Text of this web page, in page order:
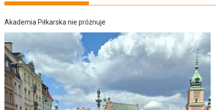
Akademia Piłkarska nie próżnuje